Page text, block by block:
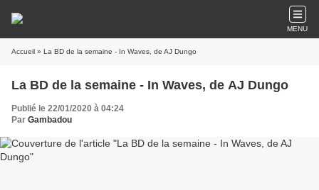
MENU
Accueil » La BD de la semaine - In Waves, de AJ Dungo
La BD de la semaine - In Waves, de AJ Dungo
Publié le 22/01/2020 à 04:24
Par Gambadou